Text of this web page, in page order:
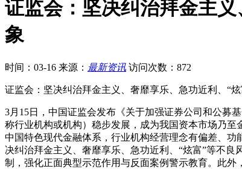
证监会：坚决纠治拜金主
象
时间：03-16 来源： 最新资讯 访问次数：872
证监会：坚决纠治拜金主义、奢靡享乐、急功近利、“
3月15日，中国证监会发布《关于加强证券公司和公募
称行业机构或机构）稳步发展，成为我国资本市场乃
中国特色现代金融体系，行业机构经营理念有偏差、
决纠治拜金主义、奢靡享乐、急功近利、“炫富”等不
制，强化正面典型示范作用与反面案例警示教育。此